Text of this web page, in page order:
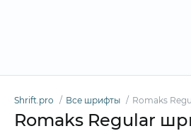
Shrift.pro Все шрифты Romaks
Romaks Regular